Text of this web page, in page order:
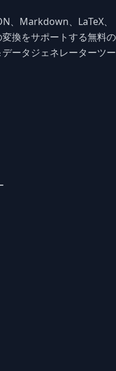
、Markdown、LaTeX、
換をサポートする無料の
ータジェネレーターツー